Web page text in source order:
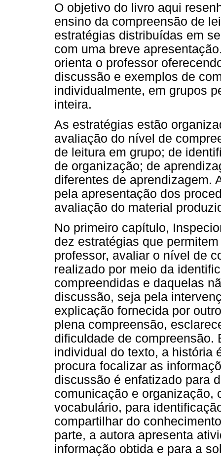
O objetivo do livro aqui
ensino da compreensão de
estratégias distribuídas em
com uma breve
orienta o professor
discussão e exemplos de
individualmente, em grupos
inteira.
As estratégias estão
avaliação do nível de
de leitura em grupo; de
de organização; de
diferentes de aprendizagem.
pela apresentação dos
avaliação do material
No primeiro capítulo,
dez estratégias que
professor, avaliar o nível de
realizado por meio da
compreendidas e daquelas
discussão, seja pela
explicação fornecida por
plena compreensão,
dificuldade de compreensão.
individual do texto, a história
procura focalizar as
discussão é enfatizado para
comunicação e organização,
vocabulário, para
compartilhar do
parte, a autora apresenta
informação obtida e para a